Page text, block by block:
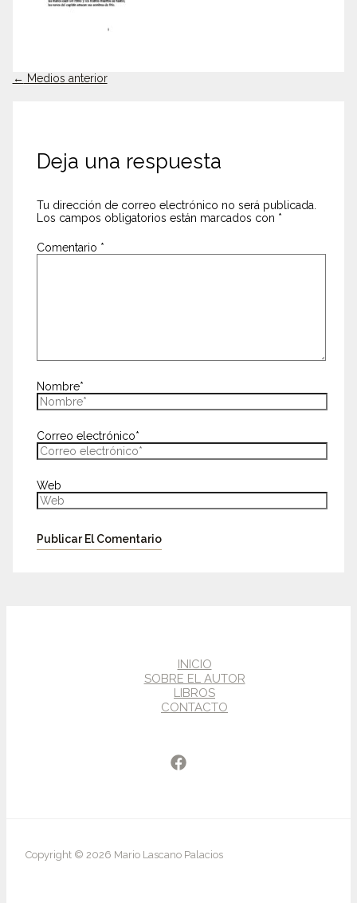
← Medios anterior
Deja una respuesta
Tu dirección de correo electrónico no será publicada.
Los campos obligatorios están marcados con *
Comentario *
Nombre*
Correo electrónico*
Web
INICIO
SOBRE EL AUTOR
LIBROS
CONTACTO
Copyright © 2026 Mario Lascano Palacios